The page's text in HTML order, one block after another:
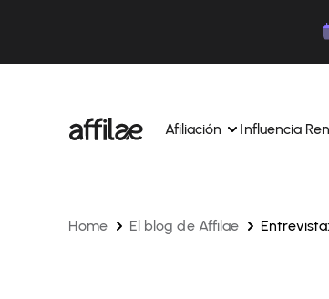
Afiliación
Gestione sus campañas y
Influencia
Home El blog de Affilae